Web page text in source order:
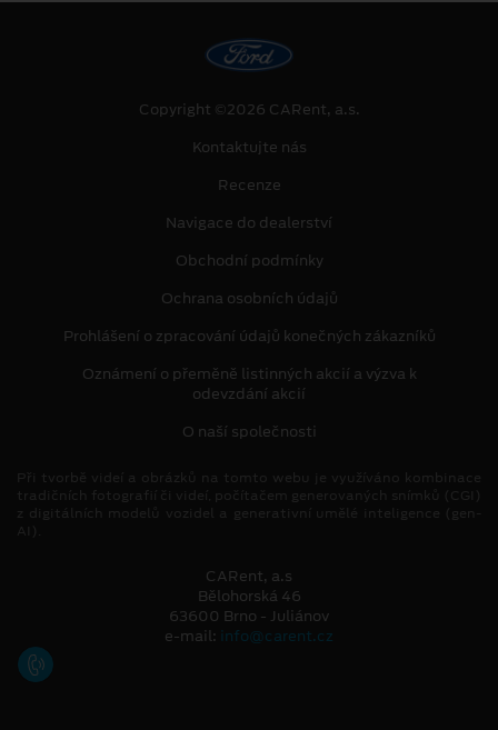
Copyright ©2026 CARent, a.s.
Kontaktujte nás
Recenze
Navigace do dealerství
Obchodní podmínky
Ochrana osobních údajů
Prohlášení o zpracování údajů konečných zákazníků
Oznámení o přeměně listinných akcií a výzva k
odevzdání akcií
O naší společnosti
CARent, a.s
Bělohorská 46
63600 Brno - Juliánov
e-mail: info@carent.cz